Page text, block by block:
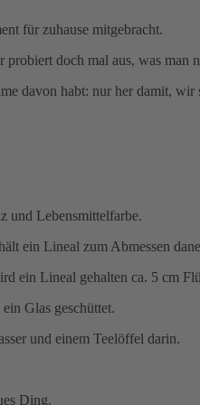
für zuhause mitgebracht.
doch mal aus, was man
davon habt: nur her damit, wir